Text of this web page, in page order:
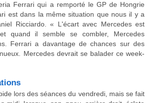
Ferrari qui a remporté le GP de Hongrie
est dans la même situation que nous il y a
Ricciardo. « L'écart avec Mercedes est
quand il semble se combler, Mercedes
Ferrari a davantage de chances sur des
Mercedes devrait se balader ce week-
lors des séances du vendredi, mais se fait